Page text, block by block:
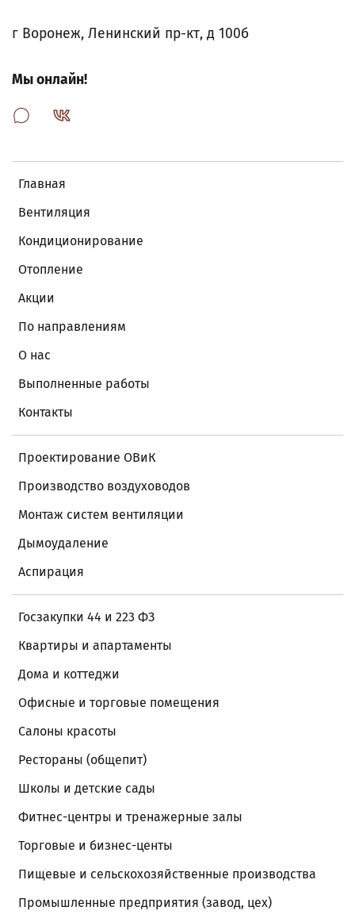
Главная
Вентиляция
Кондиционирование
Отопление
Акции
По направлениям
О нас
Выполненные работы
Контакты
Проектирование ОВиК
Производство воздуховодов
Монтаж систем вентиляции
Дымоудаление
Аспирация
Госзакупки 44 и 223 ФЗ
Квартиры и апартаменты
Дома и коттеджи
Офисные и торговые помещения
Салоны красоты
Рестораны (общепит)
Школы и детские сады
Фитнес-центры и тренажерные залы
Торговые и бизнес-центы
Пищевые и сельскохозяйственные производства
Промышленные предприятия (завод, цех)
г Воронеж, Ленинский пр-кт, д 100б
Мы онлайн!